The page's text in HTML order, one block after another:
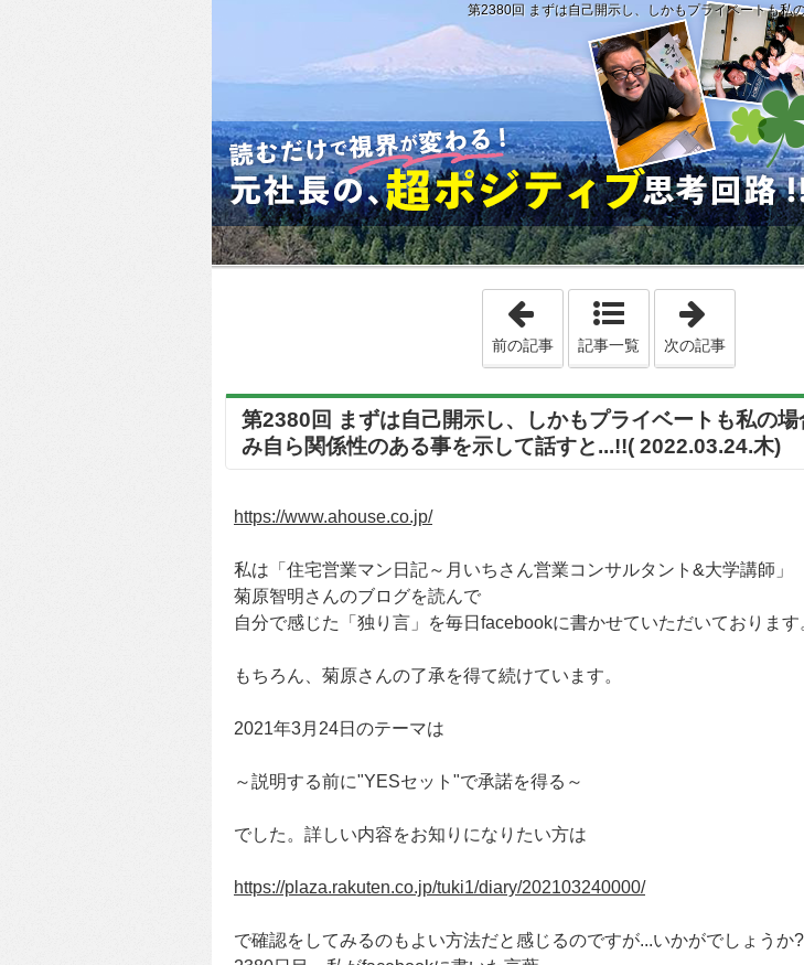
第2380回 まずは自己開示し、しかもプライベートも私
「第2379回 「○○してもよろし
前の記事 記事一覧 次の記事
第2380回 まずは自己開示し、しかもプライベートも私の場
み自ら関係性のある事を示して話すと...!!( 2022.03.24.木)
https://www.ahouse.co.jp/
私は「住宅営業マン日記～月いちさん営業コンサルタント&大学講師」
菊原智明さんのブログを読んで
自分で感じた「独り言」を毎日facebookに書かせていただいております
もちろん、菊原さんの了承を得て続けています。
2021年3月24日のテーマは
～説明する前に"YESセット"で承諾を得る～
でした。詳しい内容をお知りになりたい方は
https://plaza.rakuten.co.jp/tuki1/diary/202103240000/
で確認をしてみるのもよい方法だと感じるのですが...いかがでしょうか?